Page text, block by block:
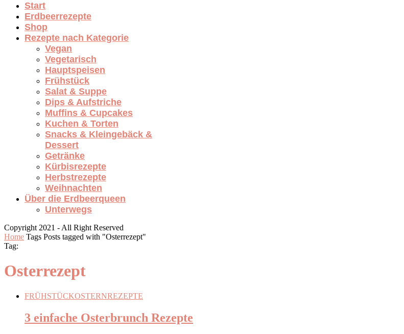
Start
Erdbeerrezepte
Shop
Rezepte nach Kategorie
Vegan
Vegetarisch
Hauptspeisen
Frühstück
Salat & Suppe
Dips & Aufstriche
Muffins & Cupcakes
Kuchen & Torten
Snacks & Kleingebäck &
Dessert
Getränke
Kürbisrezepte
Herbstrezepte
Weihnachten
Über die Erdbeerqueen
Unterwegs
Copyright 2021 - All Right Reserved
Home Tags Posts tagged with "Osterrezept"
Tag:
Osterrezept
FRÜHSTÜCKOSTERNREZEPTE
3 einfache Osterbrunch Rezepte